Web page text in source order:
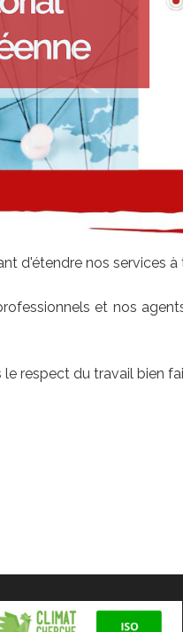
d'étendre nos
et nos
le respect du travail bien